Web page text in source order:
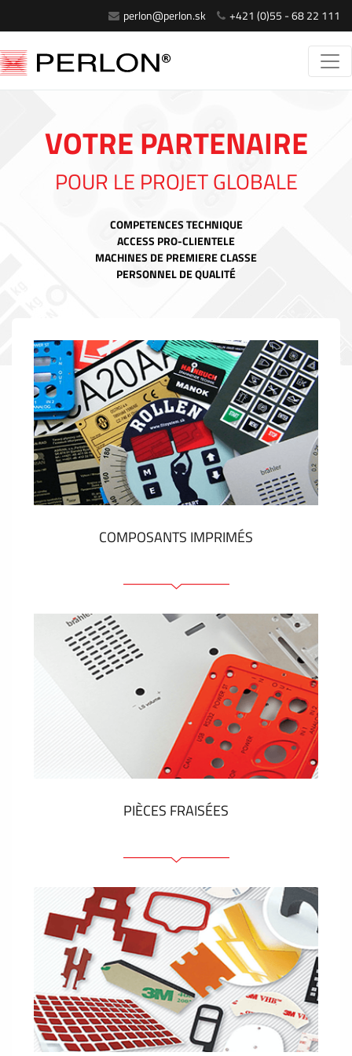
perlon@perlon.sk +421 (0)55 - 68 22 111
VOTRE PARTENAIRE
POUR LE PROJET GLOBALE
COMPETENCES TECHNIQUE
ACCESS PRO-CLIENTELE
MACHINES DE PREMIERE CLASSE
PERSONNEL DE QUALITÉ
COMPOSANTS IMPRIMÉS
Faces avant plastique
Clavier a membrane
Plaques industrielles métalliques
Autocollants et étiquettes
Étiquettes en plastique et tags
VOIR PLUS
PIÈCES FRAISÉES
Face avant ou arrière en aluminium ou matière
plastique
Panneaux anodisés
Panneaux colorés
Panneaux avec éléments de presse
Étiquettes gravees